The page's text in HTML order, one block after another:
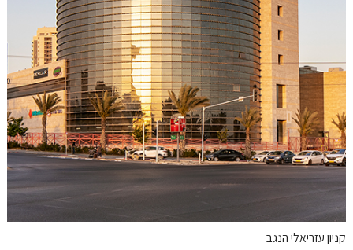
קניון עזריאלי הנגב